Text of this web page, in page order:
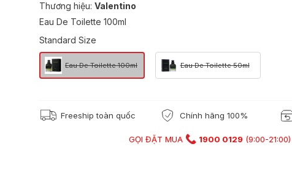
Thương hiệu: Valentino
Eau De Toilette 100ml
Standard Size
Eau De Toilette 100ml Eau De Toilette 50ml
Freeship toàn quốc Chính hãng 100%
GỌI ĐẶT MUA 1900 0129 (9:00-21:00)